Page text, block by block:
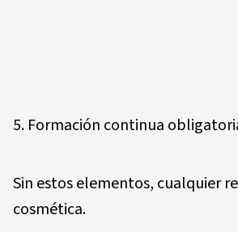
5. Formación continua
Sin estos elementos, cualquier
cosmética.